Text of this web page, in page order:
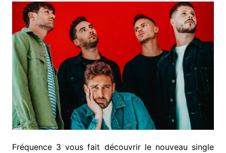
Fréquence 3 vous fait découvrir le nouveau single